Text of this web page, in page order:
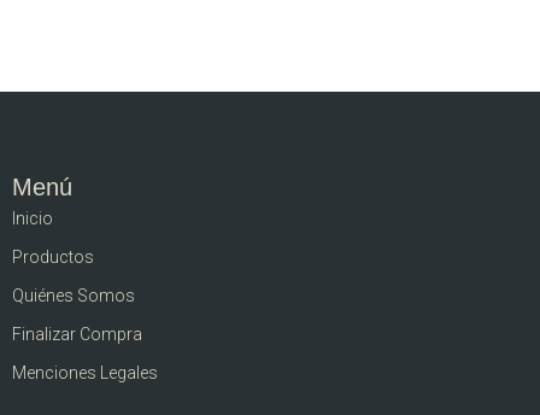
Menú
Inicio
Productos
Quiénes Somos
Finalizar Compra
Menciones Legales